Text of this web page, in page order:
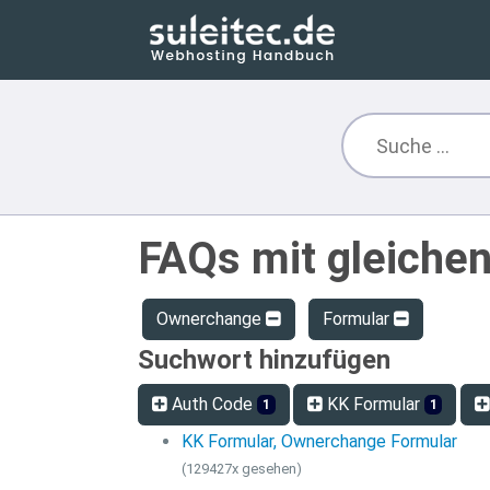
FAQs mit
Ownerchange Formular
Suchwort hinzufügen
Auth Code 1 KK Formular 1
KK Formular, Ownerchange Formular
(129427x gesehen)